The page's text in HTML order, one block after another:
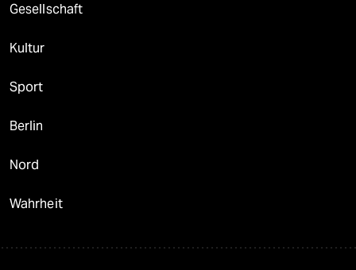
Gesellschaft
Kultur
Sport
Berlin
Nord
Wahrheit